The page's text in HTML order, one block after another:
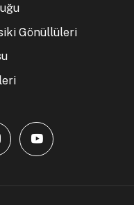
Gönüllüleri